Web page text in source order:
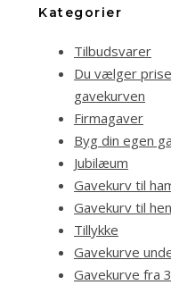
Kategorier
Tilbudsvarer
Du vælger
gavekurven
Firmagaver
Byg din egen
Jubilæum
Gavekurv til
Gavekurv til
Tillykke
Gavekurve
Gavekurve fra